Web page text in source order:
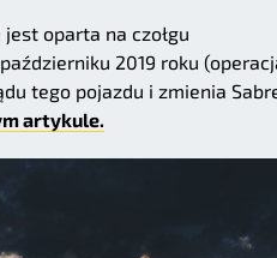
oparta na czołgu
2019 roku
tego pojazdu i zmienia
artykule.